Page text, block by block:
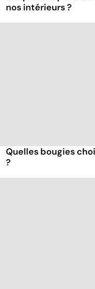
nos intérieurs ?
Quelles bougies
?